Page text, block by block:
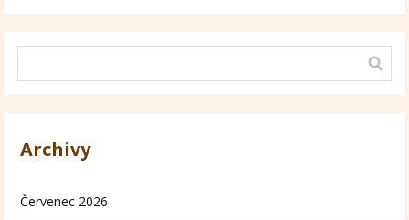
Archivy
Červenec 2026